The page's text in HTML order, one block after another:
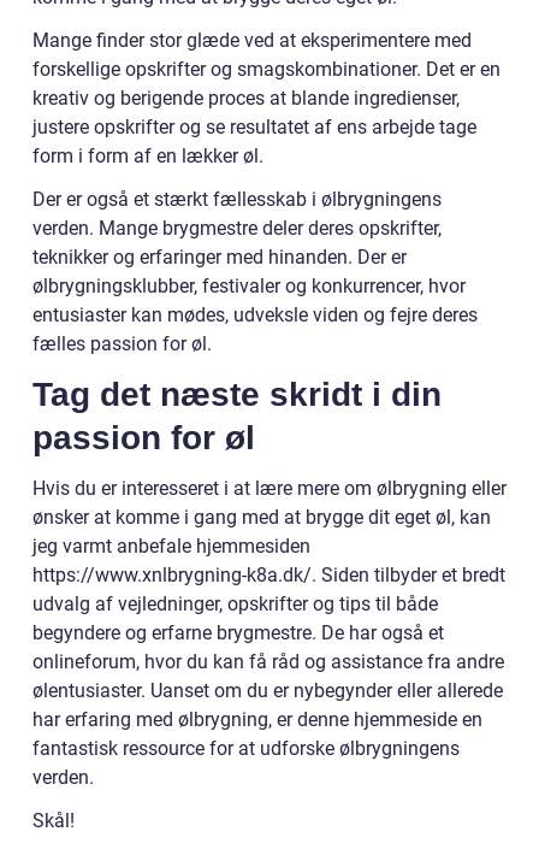
Mange finder stor glæde ved at eksperimentere med
forskellige opskrifter og smagskombinationer. Det er en
kreativ og berigende proces at blande ingredienser,
justere opskrifter og se resultatet af ens arbejde tage
form i form af en lækker øl.
Der er også et stærkt fællesskab i ølbrygningens
verden. Mange brygmestre deler deres opskrifter,
teknikker og erfaringer med hinanden. Der er
ølbrygningsklubber, festivaler og konkurrencer, hvor
entusiaster kan mødes, udveksle viden og fejre deres
fælles passion for øl.
Tag det næste skridt i din
passion for øl
Hvis du er interesseret i at lære mere om ølbrygning eller
ønsker at komme i gang med at brygge dit eget øl, kan
jeg varmt anbefale hjemmesiden
https://www.xnlbrygning-k8a.dk/. Siden tilbyder et bredt
udvalg af vejledninger, opskrifter og tips til både
begyndere og erfarne brygmestre. De har også et
onlineforum, hvor du kan få råd og assistance fra andre
ølentusiaster. Uanset om du er nybegynder eller allerede
har erfaring med ølbrygning, er denne hjemmeside en
fantastisk ressource for at udforske ølbrygningens
verden.
Skål!